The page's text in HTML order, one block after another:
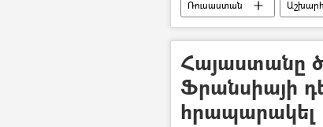
Ռուսաստան Աշխարհ
գիտնական
Հայաստանը
Ֆրանսիայի
հրապարակել